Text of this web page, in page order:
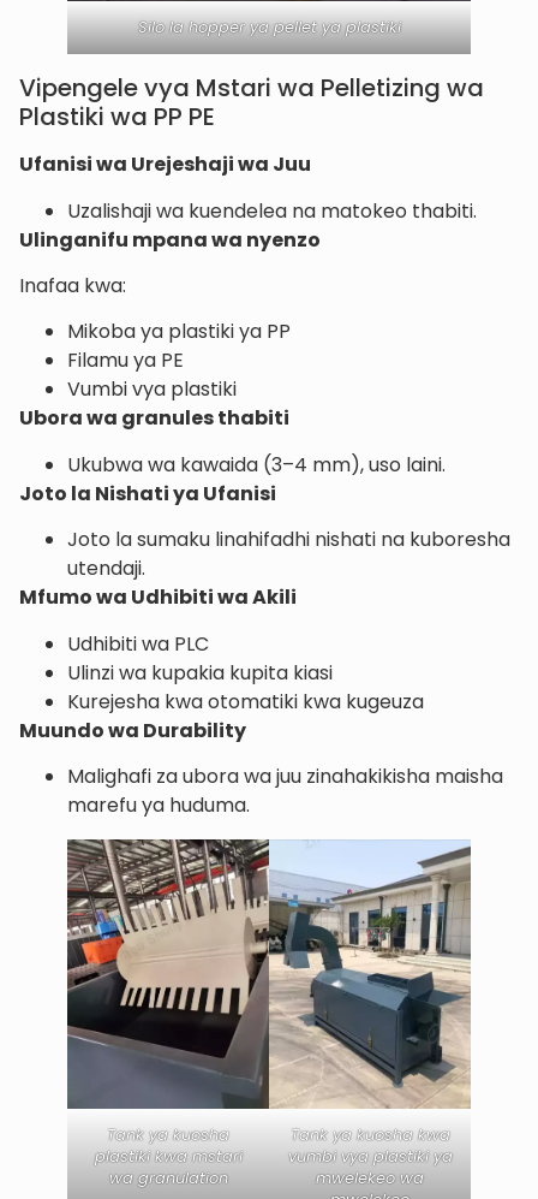
Silo la hopper ya pellet ya plastiki
Vipengele vya Mstari wa Pelletizing wa
Plastiki wa PP PE
Ufanisi wa Urejeshaji wa Juu
Uzalishaji wa kuendelea na matokeo thabiti.
Ulinganifu mpana wa nyenzo
Inafaa kwa:
Mikoba ya plastiki ya PP
Filamu ya PE
Vumbi vya plastiki
Ubora wa granules thabiti
Ukubwa wa kawaida (3–4 mm), uso laini.
Joto la Nishati ya Ufanisi
Joto la sumaku linahifadhi nishati na kuboresha
utendaji.
Mfumo wa Udhibiti wa Akili
Udhibiti wa PLC
Ulinzi wa kupakia kupita kiasi
Kurejesha kwa otomatiki kwa kugeuza
Muundo wa Durability
Malighafi za ubora wa juu zinahakikisha maisha
marefu ya huduma.
Tank ya kuosha
plastiki kwa mstari
wa granulation
Tank ya kuosha kwa
vumbi vya plastiki ya
mwelekeo wa